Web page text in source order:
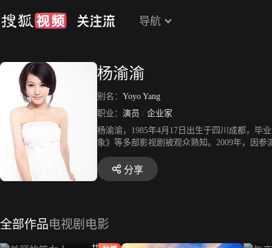
导航
杨渝渝
别名： Yoyo Yang
职业： 演员 / 企业家
杨渝渝，1985年4月17日出生于四川成都，毕
象》等多部影视剧被观众熟知。2009年，因
宇合作的惊悚片《午夜心跳》中担任女主角
分享
全部作品电视剧 电影